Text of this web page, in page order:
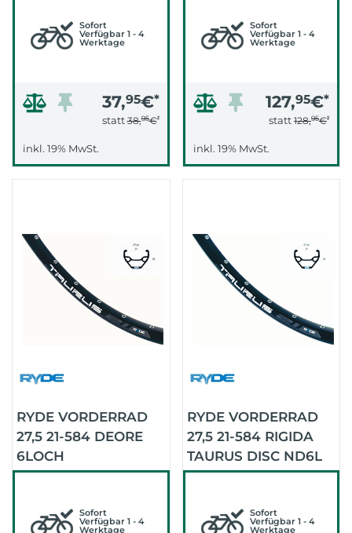
Sofort
Verfügbar 1 - 4
Werktage
37,95€*
statt38,95€*
inkl. 19% MwSt.
Sofort
Verfügbar 1 - 4
Werktage
127,95€*
statt 128,95€*
inkl. 19% MwSt.
RYDE VORDERRAD
27,5 21-584 DEORE
6LOCH
RIGIDATAURUS SP
Sofort
Verfügbar 1 - 4
Werktage
RYDE VORDERRAD
27,5 21-584 RIGIDA
TAURUS DISC ND6L
SP
Sofort
Verfügbar 1 - 4
Werktage